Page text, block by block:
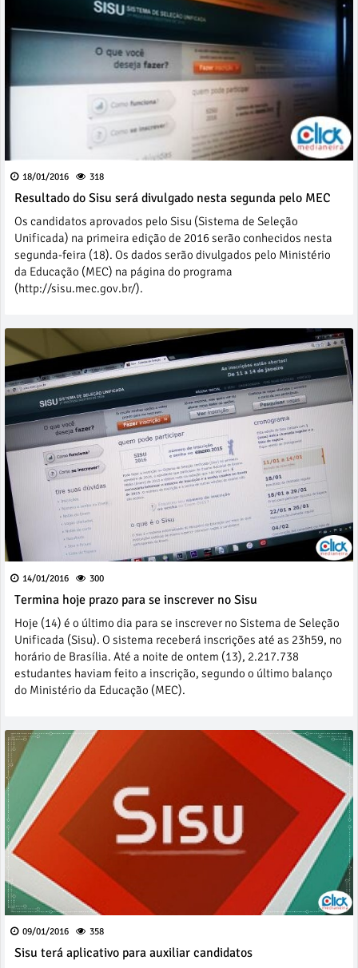
18/01/2016 318
Resultado do Sisu será divulgado nesta segunda pelo MEC
Os candidatos aprovados pelo Sisu (Sistema de Seleção
Unificada) na primeira edição de 2016 serão conhecidos nesta
segunda-feira (18). Os dados serão divulgados pelo Ministério
da Educação (MEC) na página do programa
(http://sisu.mec.gov.br/).
14/01/2016 300
Termina hoje prazo para se inscrever no Sisu
Hoje (14) é o último dia para se inscrever no Sistema de Seleção
Unificada (Sisu). O sistema receberá inscrições até as 23h59, no
horário de Brasília. Até a noite de ontem (13), 2.217.738
estudantes haviam feito a inscrição, segundo o último balanço
do Ministério da Educação (MEC).
09/01/2016 358
Sisu terá aplicativo para auxiliar candidatos